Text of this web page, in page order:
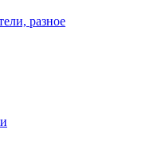
разное